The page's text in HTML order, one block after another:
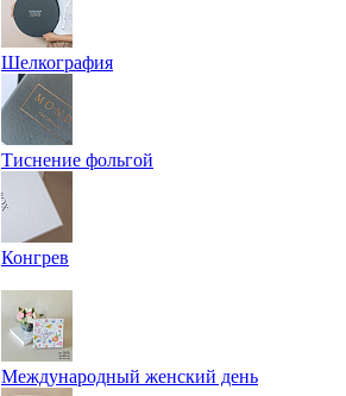
Шелкография
Тиснение фольгой
Конгрев
Международный женский день